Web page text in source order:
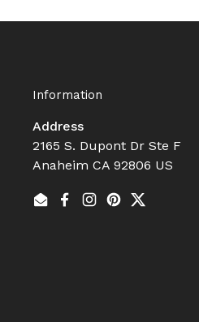
Information
Address
2165 S. Dupont Dr Ste F
Anaheim CA 92806 US
EmailFacebook
Instagram
Pinterest
Twitter